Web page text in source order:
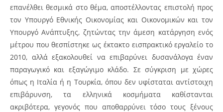
επανέλθει θεσμικά στο θέμα, αποστέλλοντας επιστολή προς
τον Υπουργό Εθνικής Οικονομίας και Οικονομικών και τον
Υπουργό Ανάπτυξης, ζητώντας την άμεση κατάργηση ενός
μέτρου που θεσπίστηκε ως έκτακτο εισπρακτικό εργαλείο το
2010, αλλά εξακολουθεί να επιβαρύνει δυσανάλογα έναν
παραγωγικό και εξαγώγιμο κλάδο. Σε σύγκριση με χώρες
όπως η Ιταλία ή η Τουρκία, όπου δεν υφίσταται αντίστοιχη
επιβάρυνση, τα ελληνικά κοσμήματα καθίστανται
ακριβότερα, γεγονός που αποθαρρύνει τόσο τους ξένους